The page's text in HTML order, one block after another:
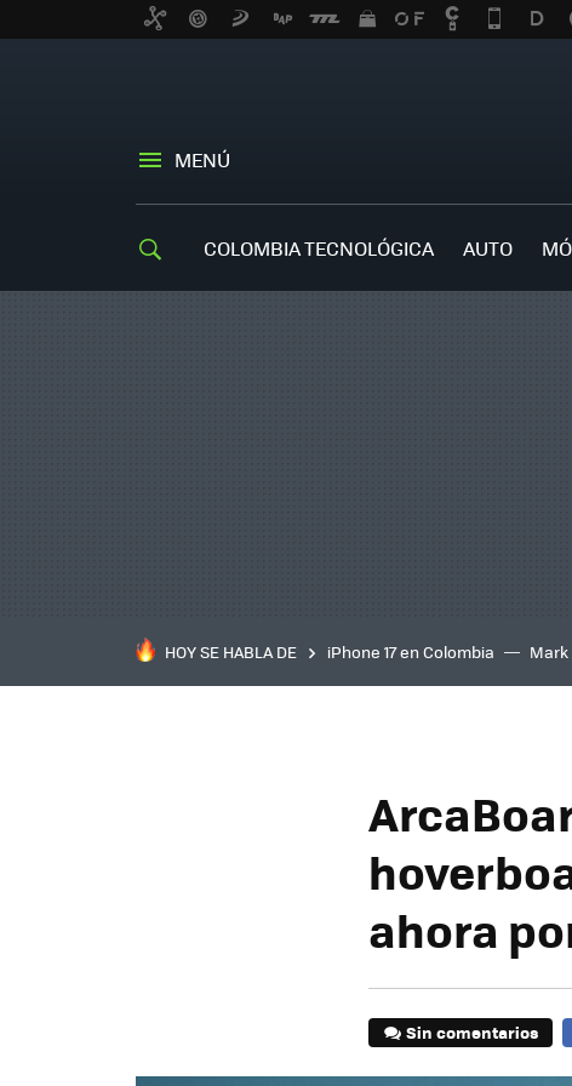
MENÚ
COLOMBIA TECNOLÓGICA AUTO
HOY SE HABLA DE iPhone 17 en Colombia
inteligente
IA TCL C8K
ahora
Sin comentarios